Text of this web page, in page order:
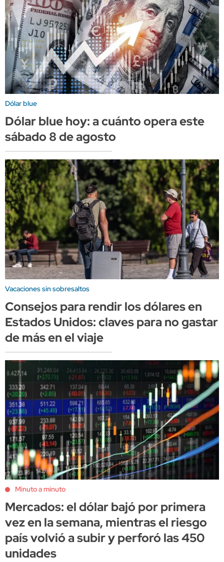
Dólar blue
Dólar blue hoy: a cuánto opera este
sábado 8 de agosto
Vacaciones sin sobresaltos
Consejos para rendir los dólares en
Estados Unidos: claves para no gastar
de más en el viaje
Minuto a minuto
Mercados: el dólar bajó por primera
vez en la semana, mientras el riesgo
país volvió a subir y perforó las 450
unidades